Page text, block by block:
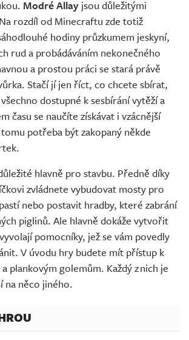
Modré Allay jsou důležitými
rozdíl od Minecraftu zde totiž
hodiny průzkumem jeskyní,
rud a probádáváním nekonečného
a prostou práci se stará právě
Stačí jí jen říct, co chcete sbírat,
dostupné k sesbírání vytěží a
času se naučíte získávat i vzácnější
potřeba být zakopaný někde
hlavně pro stavbu. Předně díky
zvládnete vybudovat mosty pro
nebo postavit hradby, které zabrání
piglinů. Ale hlavně dokáže vytvořit
pomocníky, jež se vám povedly
V úvodu hry budete mít přístup k
plankovým golemům. Každý z nich je
na něco jiného.